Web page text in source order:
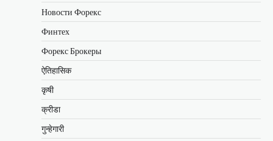
Новости Форекс
Финтех
Форекс Брокеры
ऐतिहासिक
कृषी
क्रीडा
गुन्हेगारी